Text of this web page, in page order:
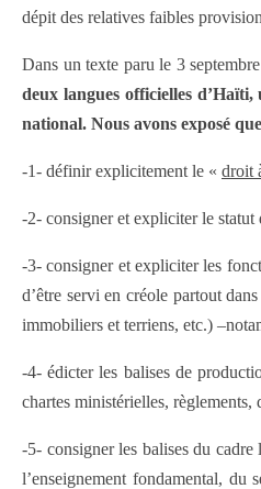
dépit des relatives faibles
Dans un texte paru le 3
deux langues officielles d’Haïti,
national. Nous avons exposé que
-1- définir explicitement le « droit
-2- consigner et expliciter le statut
-3- consigner et expliciter les
d’être servi en créole partout
immobiliers et terriens, etc.)
-4- édicter les balises de
chartes ministérielles,
-5- consigner les balises du
l’enseignement fondamental,